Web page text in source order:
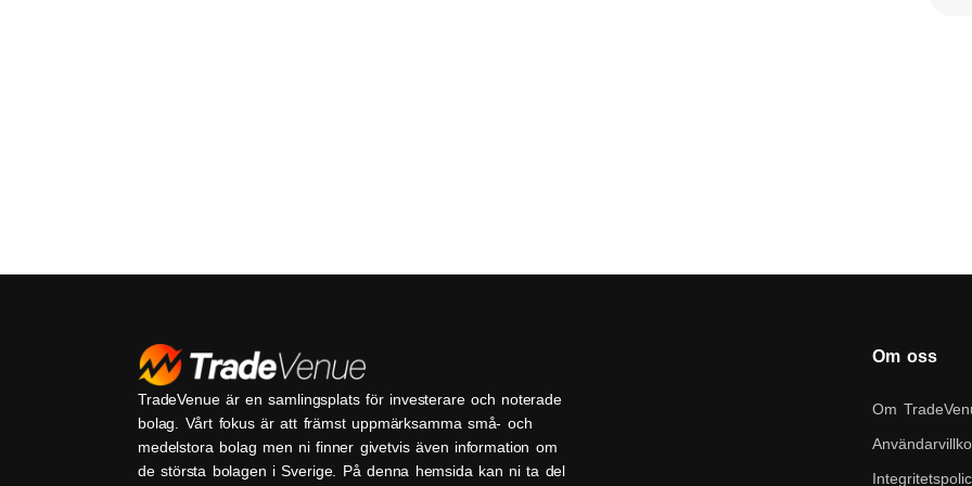
TradeVenue är en samlingsplats för investerare och noterade
bolag. Vårt fokus är att främst uppmärksamma små- och
medelstora bolag men ni finner givetvis även information om
de största bolagen i Sverige. På denna hemsida kan ni ta del
Om oss
Om